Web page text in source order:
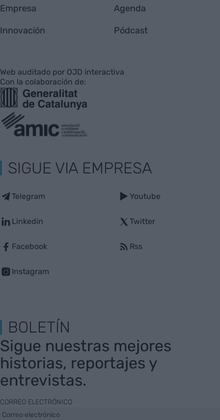
Empresa
Innovación
Agenda
Pódcast
Web auditado por OJD interactiva
Con la colaboración de:
SIGUE VIA EMPRESA
Telegram
Linkedin
Facebook
Instagram
Youtube
Twitter
Rss
BOLETÍN
Sigue nuestras mejores
historias, reportajes y
entrevistas.
CORREO ELECTRÓNICO